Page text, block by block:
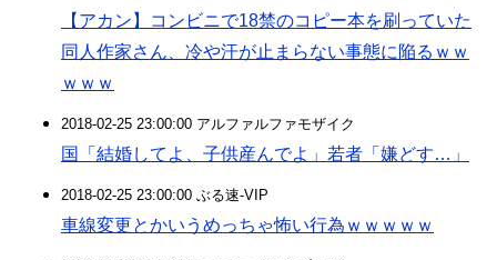
【アカン】コンビニで18禁のコピー本を刷っていた
同人作家さん、冷や汗が止まらない事態に陥るｗｗ
ｗｗｗ
2018-02-25 23:00:00 アルファルファモザイク
国「結婚してよ、子供産んでよ」若者「嫌どす…」
2018-02-25 23:00:00 ぶる速-VIP
車線変更とかいうめっちゃ怖い行為ｗｗｗｗｗ